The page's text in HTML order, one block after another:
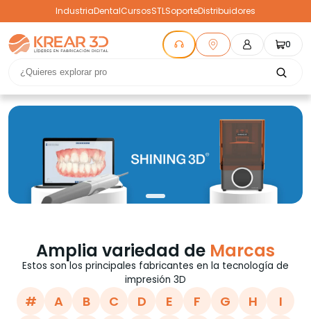
IndustriaDentalCursosSTLSoporteDistribuidores
0
Amplia variedad de Marcas
Estos son los principales fabricantes en la tecnología de
impresión 3D
# A B C D E F G H
I